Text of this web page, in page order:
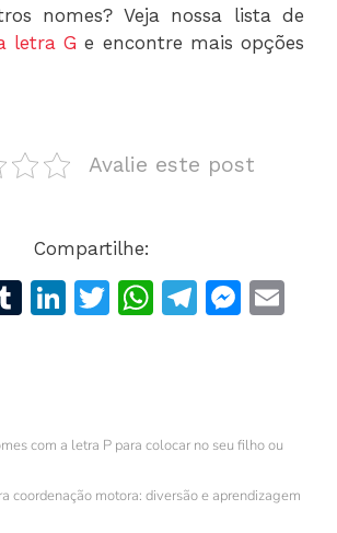
nomes? Veja nossa lista de
letra G e encontre mais opções
Avalie este post
Compartilhe:
T
r
Li
dI
T
W
A
p
T
a
M
e
g
com a letra P para colocar no seu filho ou
coordenação motora: diversão e aprendizagem